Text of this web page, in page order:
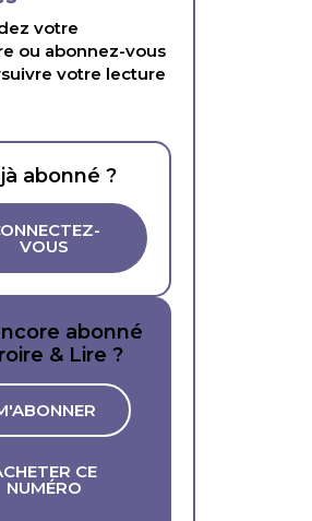
votre
ou abonnez-vous
votre lecture
abonné ?
VOUS
abonné
& Lire ?
CE
NUMÉRO